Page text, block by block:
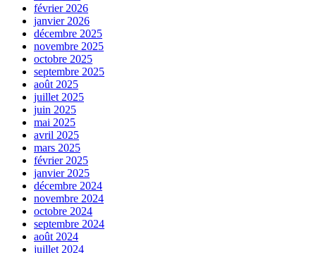
février 2026
janvier 2026
décembre 2025
novembre 2025
octobre 2025
septembre 2025
août 2025
juillet 2025
juin 2025
mai 2025
avril 2025
mars 2025
février 2025
janvier 2025
décembre 2024
novembre 2024
octobre 2024
septembre 2024
août 2024
juillet 2024